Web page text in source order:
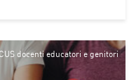
docenti educatori e genitori